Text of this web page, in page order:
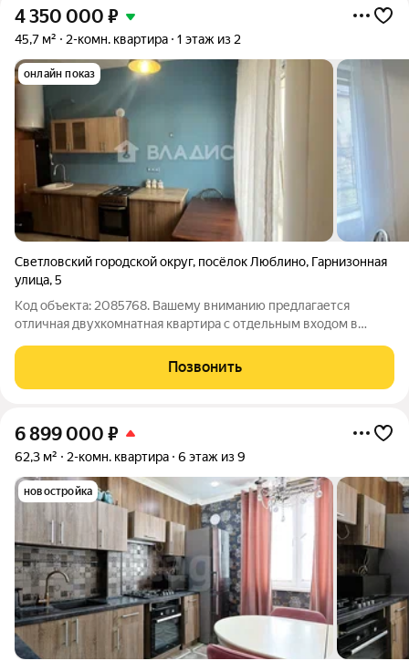
4 350 000 ₽
45,7 м² 2-комн. квартира 1 этаж из 2
онлайн показ
Светловский городской округ, посёлок Люблино, Гарнизонная
улица,5
Код объекта: 2085768. Вашему вниманию предлагается
отличная двухкомнатная квартира с отдельным входом в
Гарнизонная улица, 5. Это идеальное предложение для тех, кто
ищет комфортное жильё в
Позвонить
6 899 000 ₽
62,3 м² 2-комн. квартира 6 этаж из 9
новостройка